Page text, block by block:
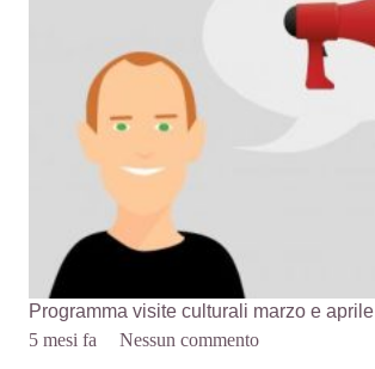
Programma visite culturali marzo e aprile
5 mesi fa
Nessun commento